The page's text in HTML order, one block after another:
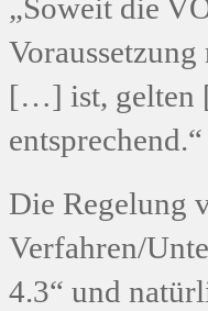
„Soweit die
[…] ist, gelten
entsprechend.“
Die Regelung
Verfahren/
4.3“ und